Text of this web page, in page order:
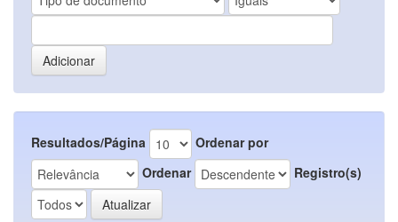
Resultados/Página
Ordenar por
Ordenar
Registro(s)